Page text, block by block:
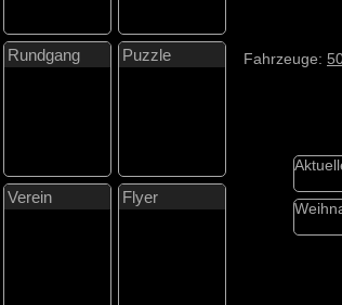
Rundgang Puzzle
Verein Flyer
Fahrzeuge: